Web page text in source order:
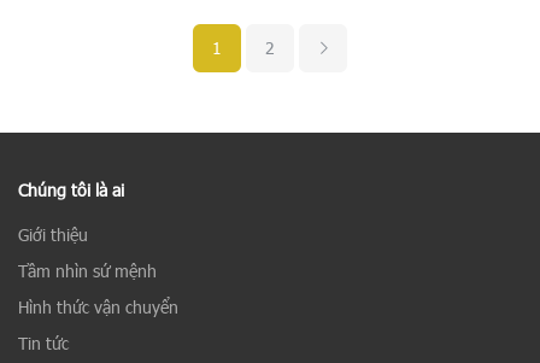
1 2
Chúng tôi là ai
Giới thiệu
Tầm nhìn sứ mệnh
Hình thức vận chuyển
Tin tức